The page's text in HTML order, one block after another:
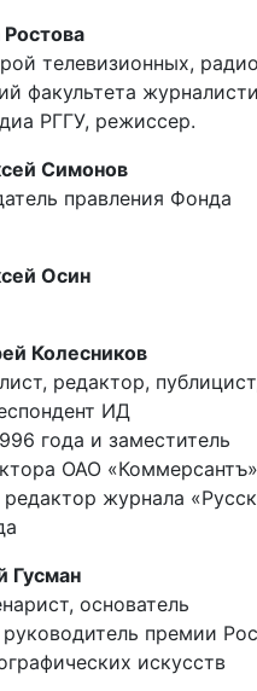
телевизионных,
факультета
РГГУ, режиссер.
Симонов
правления Фонда
Осин
Колесников
редактор,
ИД
года и заместитель
ОАО
редактор журнала
Гусман
основатель
премии
искусств